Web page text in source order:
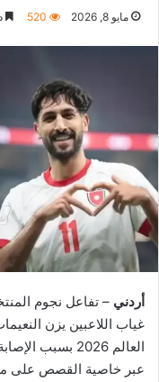
مايو 8, 2026 520
أردني – تفاعل نجوم
غياب اللاعبين يزن
العالم 2026
عبر خاصية القصص على